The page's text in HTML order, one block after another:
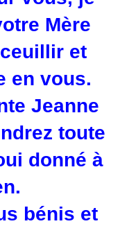
Mère
et
en vous.
Jeanne
toute
donné à
bénis et